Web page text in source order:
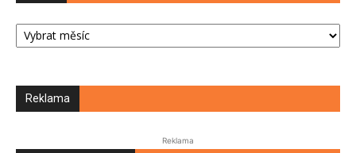
Archiv
Reklama
Reklama